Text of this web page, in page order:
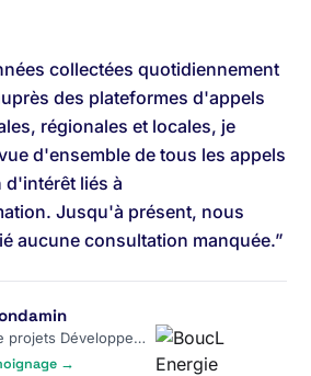
collectées quotidiennement
des plateformes d'appels
régionales et locales, je
d'ensemble de tous les appels
d'intérêt liés à
Jusqu'à présent, nous
aucune consultation manquée.”
Cheffe de projets Développement
→